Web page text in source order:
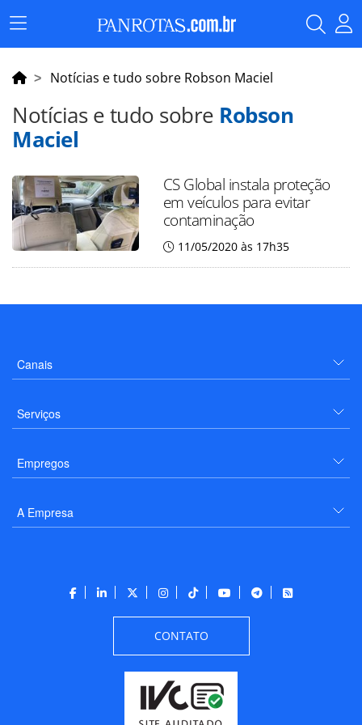
Menu
Principal
Notícias e tudo sobre Robson Maciel
Notícias e tudo sobre Robson
Maciel
CS Global instala proteção
em veículos para evitar
contaminação
11/05/2020 às 17h35
Canais
Serviços
Empregos
A Empresa
CONTATO